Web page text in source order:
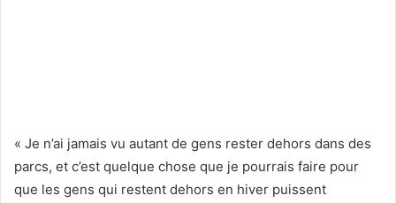
« Je n’ai jamais vu autant de gens rester dehors dans des
parcs, et c’est quelque chose que je pourrais faire pour
que les gens qui restent dehors en hiver puissent